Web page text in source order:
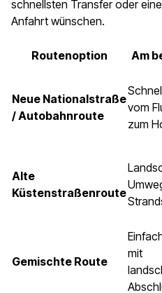
schnellsten Transfer oder
Anfahrt wünschen.
Routenoption Am
Neue Nationalstraße
/ Autobahnroute
vom
zum
Alte
Küstenstraßenroute
Gemischte Route
mit